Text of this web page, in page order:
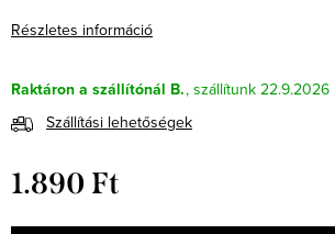
Részletes információ
Raktáron a szállítónál B.
22.9.2026
Szállítási lehetőségek
1.890 Ft